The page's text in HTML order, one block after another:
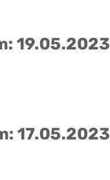
19.05.2023
17.05.2023